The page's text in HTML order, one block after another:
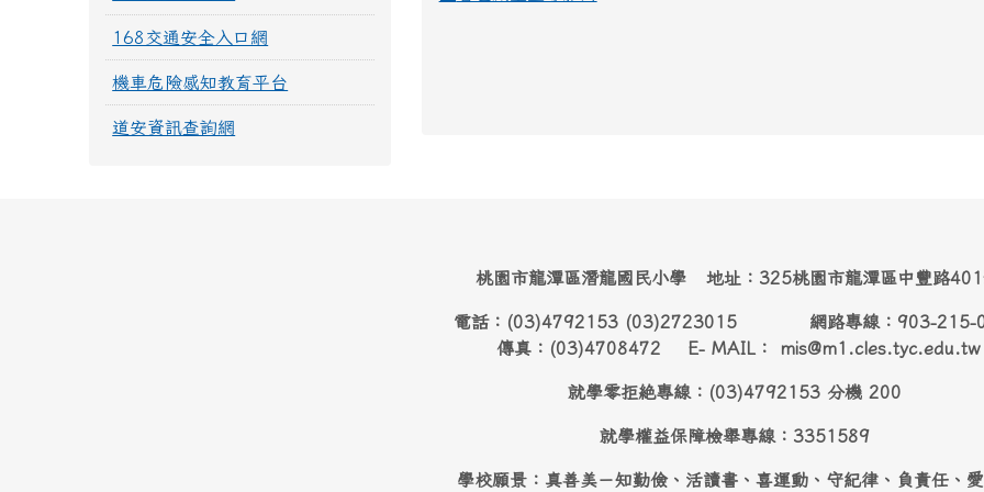
168交通安全入口網
機車危險感知教育平台
道安資訊查詢網
桃園市龍潭區潛龍國民小學 地址：325桃園市龍潭區中豐路
電話：(03)4792153 (03)2723015 網路專線：903-215-
傳真：(03)4708472 E- MAIL： mis@m1.cles.tyc.edu.tw
就學零拒絶專線：(03)4792153 分機 200
就學權益保障檢舉專線：3351589
學校願景：真善美－知勤儉、活讀書、喜運動、守紀律、負責任、